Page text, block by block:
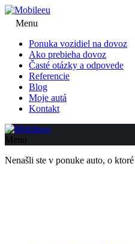
Menu
Ponuka vozidiel na dovoz
Ako prebieha dovoz
Časté otázky a odpovede
Referencie
Blog
Moje autá
Kontakt
Menu
Nenašli ste v ponuke auto, o